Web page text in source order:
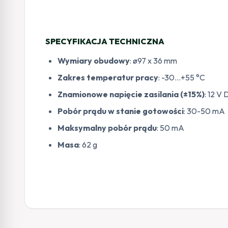
SPECYFIKACJA TECHNICZNA
Wymiary obudowy: ø97 x 36 mm
Zakres temperatur pracy: -30…+55 °C
Znamionowe napięcie zasilania (±15%): 12 V
Pobór prądu w stanie gotowości: 30-50 mA
Maksymalny pobór prądu: 50 mA
Masa: 62 g